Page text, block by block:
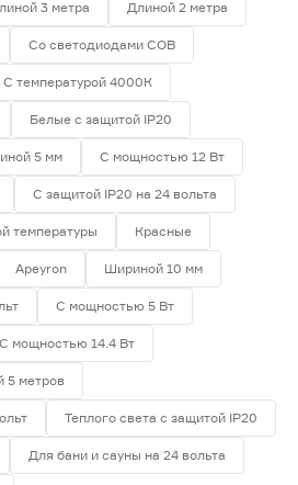
7 9
(Ra)
70
90
10
Ещё 2
3 метра Длиной 2 метра
Со светодиодами СОВ
С температурой 4000К
Белые с защитой IP20
5 мм С мощностью 12 Вт
С защитой IP20 на 24 вольта
температуры Красные
Apeyron Шириной 10 мм
С мощностью 5 Вт
С мощностью 14.4 Вт
5 метров
Теплого света с защитой IP20
Для бани и сауны на 24 вольта